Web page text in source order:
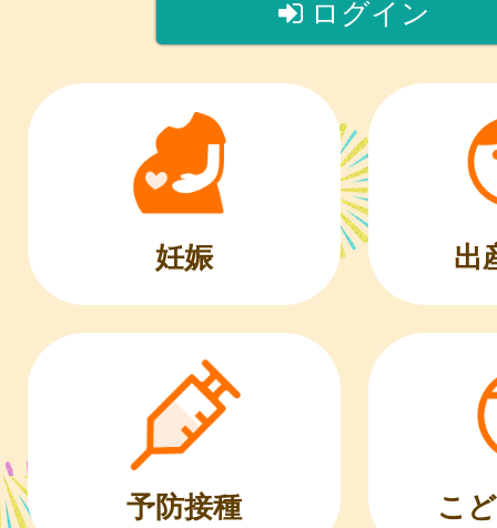
ログイン
妊娠 出
予防接種 こ